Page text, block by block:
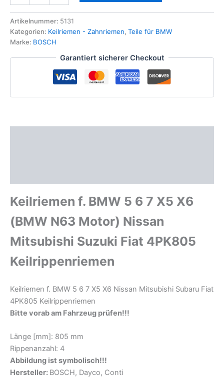
5
6
7
X5
Motor
Menge
Artikelnummer: 5131
Kategorien: Keilriemen - Zahnriemen, Teile für BMW
Marke: BOSCH
Garantiert sicherer Checkout
Keilriemen f. BMW 5 6 7 X5 X6
(BMW N63 Motor) Nissan
Mitsubishi Suzuki Fiat 4PK805
Keilrippenriemen
Keilriemen f. BMW 5 6 7 X5 X6 Nissan Mitsubishi Subaru Fiat
4PK805 Keilrippenriemen
Bitte vorab am Fahrzeug prüfen!!!
Länge [mm]: 805 mm
Rippenanzahl: 4
Abbildung ist symbolisch!!!
Hersteller: BOSCH, Dayco, Conti